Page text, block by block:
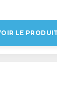
LE PRODUIT